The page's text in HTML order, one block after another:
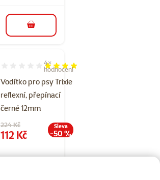
do košíku
Vodítko pro psy Trixie
reflexní, přepínací
černé 12mm
Hodnocení 80%, počet hodnocení: 4
4×
hodnocení
Původní cena
224 Kč
Cena
112 Kč
Sleva
-50 %